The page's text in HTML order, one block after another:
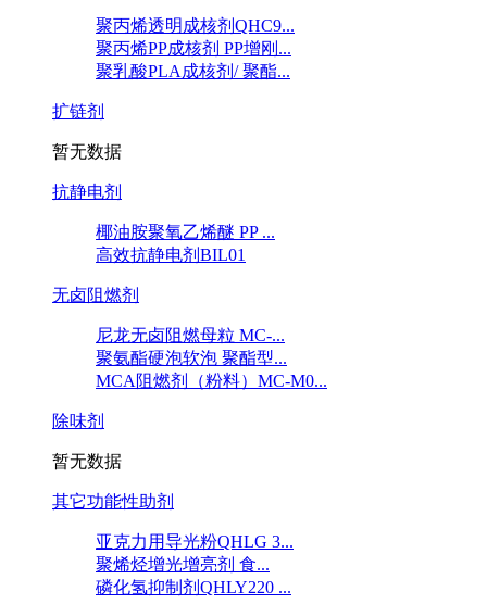
聚丙烯透明成核剂QHC9...
聚丙烯PP成核剂 PP增刚...
聚乳酸PLA成核剂/ 聚酯...
扩链剂
暂无数据
抗静电剂
椰油胺聚氧乙烯醚 PP ...
高效抗静电剂BIL01
无卤阻燃剂
尼龙无卤阻燃母粒 MC-...
聚氨酯硬泡软泡 聚酯型...
MCA阻燃剂（粉料）MC-M0...
除味剂
暂无数据
其它功能性助剂
亚克力用导光粉QHLG 3...
聚烯烃增光增亮剂 食...
磷化氢抑制剂QHLY220 ...